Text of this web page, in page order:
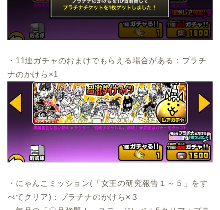
・11連ガチャのおまけでもらえる場合がある：プラチ
ナのかけら×1
・にゃんこミッション(「女王の研究報告１～５」をす
べてクリア)：プラチナのかけら×３